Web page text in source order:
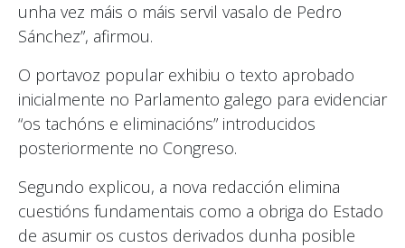
unha vez máis o máis servil vasalo de Pedro
Sánchez”, afirmou.
O portavoz popular exhibiu o texto aprobado
inicialmente no Parlamento galego para evidenciar
“os tachóns e eliminacións” introducidos
posteriormente no Congreso.
Segundo explicou, a nova redacción elimina
cuestións fundamentais como a obriga do Estado
de asumir os custos derivados dunha posible